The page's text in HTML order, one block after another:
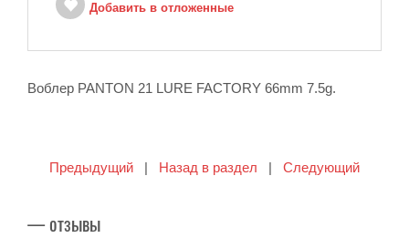
Добавить в отложенные
Воблер PANTON 21 LURE FACTORY 66mm 7.5g.
Предыдущий | Назад в раздел | Следующий
— отзывы